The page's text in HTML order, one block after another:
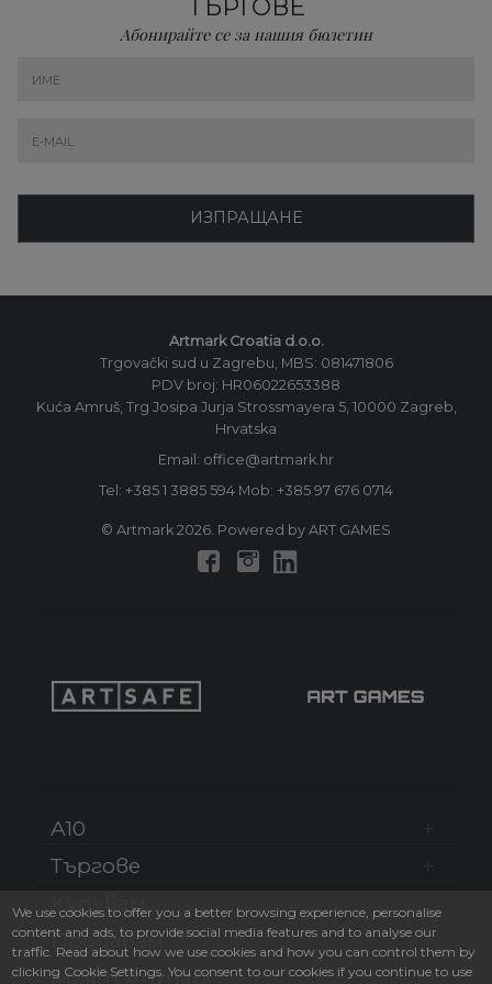
ТЪРГОВЕ
Абонирайте се за нашия бюлетин
ИЗПРАЩАНЕ
Artmark Croatia d.o.o.
Trgovački sud u Zagrebu, MBS: 081471806
PDV broj: HR06022653388
Kuća Amruš, Trg Josipa Jurja Strossmayera 5, 10000 Zagreb,
Hrvatska
Email: office@artmark.hr
Tel: +385 1 3885 594 Mob: +385 97 676 0714
© Artmark 2026. Powered by ART GAMES
A10
Търгове
Купувам
Продавам
Моят Artmark
We use cookies to offer you a better browsing experience, personalise
content and ads, to provide social media features and to analyse our
traffic. Read about how we use cookies and how you can control them by
clicking Cookie Settings. You consent to our cookies if you continue to use